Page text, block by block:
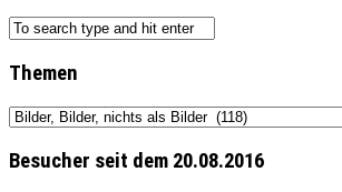
Themen
Themen
Besucher seit dem 20.08.2016